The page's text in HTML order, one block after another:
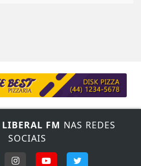
LIBERAL FM NAS REDES
SOCIAIS